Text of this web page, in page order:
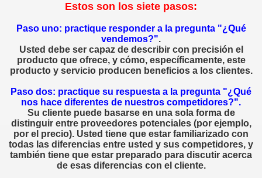
Estos son los siete pasos:
Paso uno: practique responder a la pregunta "¿Qué
vendemos?".
Usted debe ser capaz de describir con precisión el
producto que ofrece, y cómo, específicamente, este
producto y servicio producen beneficios a los clientes.
Paso dos: practique su respuesta a la pregunta "¿Qué
nos hace diferentes de nuestros competidores?".
Su cliente puede basarse en una sola forma de
distinguir entre proveedores potenciales (por ejemplo,
por el precio). Usted tiene que estar familiarizado con
todas las diferencias entre usted y sus competidores, y
también tiene que estar preparado para discutir acerca
de esas diferencias con el cliente.
y saber escuchar